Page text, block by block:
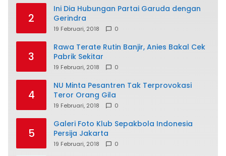
2
Ini Dia Hubungan Partai Garuda dengan
Gerindra
19 Februari, 2018 0
3
Rawa Terate Rutin Banjir, Anies Bakal Cek
Pabrik Sekitar
19 Februari, 2018 0
4
NU Minta Pesantren Tak Terprovokasi
Teror Orang Gila
19 Februari, 2018 0
5
Galeri Foto Klub Sepakbola Indonesia
Persija Jakarta
19 Februari, 2018 0